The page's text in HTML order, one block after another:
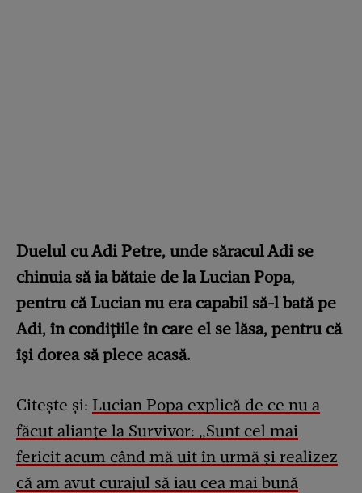
Duelul cu Adi Petre, unde săracul Adi se
chinuia să ia bătaie de la Lucian Popa,
pentru că Lucian nu era capabil să-l bată pe
Adi, în condițiile în care el se lăsa, pentru că
își dorea să plece acasă.
Citește și: Lucian Popa explică de ce nu a
făcut alianțe la Survivor: „Sunt cel mai
fericit acum când mă uit în urmă și realizez
că am avut curajul să iau cea mai bună